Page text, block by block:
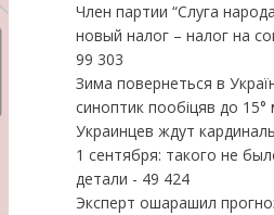
Член партии “Слуга
новый налог – налог на
99 303
Зима повернеться в
синоптик пообіцяв до 15°
Украинцев ждут
1 сентября: такого не
детали - 49 424
Эксперт ошарашил